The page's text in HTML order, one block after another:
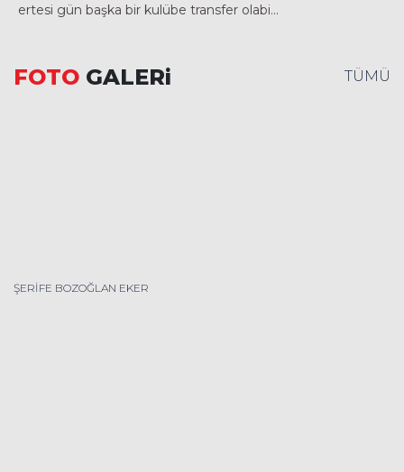
ertesi gün başka bir kulübe transfer olabi...
FOTO GALERi TÜMÜ
ŞERİFE BOZOĞLAN EKER